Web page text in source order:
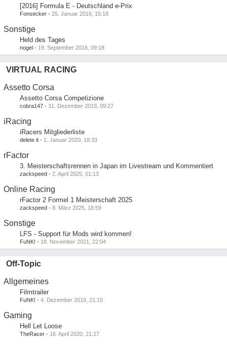
[2016] Formula E - Deutschland e-Prix
Fonsecker - 25. Januar 2016, 15:18
Sonstige
Held des Tages
nogel - 19. September 2016, 09:18
VIRTUAL RACING
Assetto Corsa
Assetto Corsa Competizione
cobra147 - 31. Dezember 2019, 09:27
iRacing
iRacers Mitgliederliste
delete it - 1. Januar 2020, 18:33
rFactor
3. Meisterschaftsrennen in Japan im Livestream und Kommentiert
zackspeed - 2. April 2025, 01:13
Online Racing
rFactor 2 Formel 1 Meisterschaft 2025
zackspeed - 8. März 2025, 18:59
Sonstige
LFS - Support für Mods wird kommen!
FuNK! - 18. November 2021, 22:04
Off-Topic
Allgemeines
Filmtrailer
FuNK! - 4. Dezember 2019, 21:15
Gaming
Hell Let Loose
TheRacer - 16. April 2020, 21:27